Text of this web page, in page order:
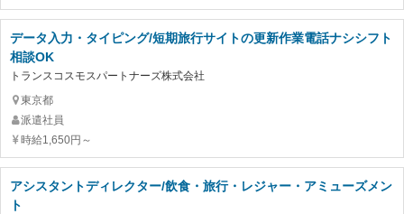
データ入力・タイピング/短期旅行サイトの更新作業電話ナシシフト
相談OK
トランスコスモスパートナーズ株式会社
東京都
派遣社員
時給1,650円～
アシスタントディレクター/飲食・旅行・レジャー・アミューズメン
ト